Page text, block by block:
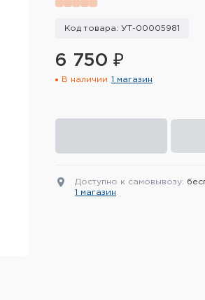
Код товара: УТ-00005981
6 750 ₽
В наличии 1 магазин
Доступно к самовывозу:
1 магазин